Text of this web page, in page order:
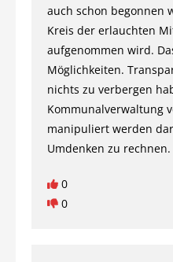
auch schon begonnen
Kreis der erlauchten
aufgenommen wird.
Möglichkeiten.
nichts zu verbergen
Kommunalverwaltung
manipuliert werden
Umdenken zu rechnen.
0
0